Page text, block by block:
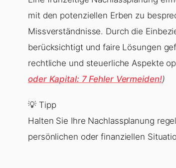
mit den potenziellen Erben zu
Missverständnisse. Durch die
berücksichtigt und faire Lösungen
rechtliche und steuerliche Aspekte
oder Kapital: 7 Fehler Vermeiden!)
💡 Tipp
Halten Sie Ihre Nachlassplanung
persönlichen oder finanziellen